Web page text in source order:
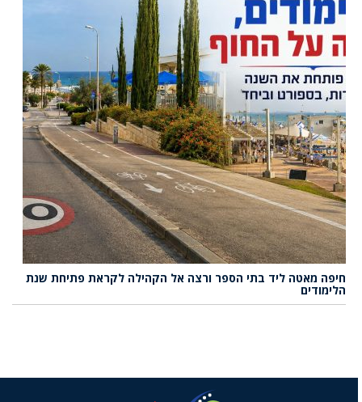
חיפה מאטה ליד בתי הספר ורצה אל הקהילה לקראת פתיחת שנת
הלימודים